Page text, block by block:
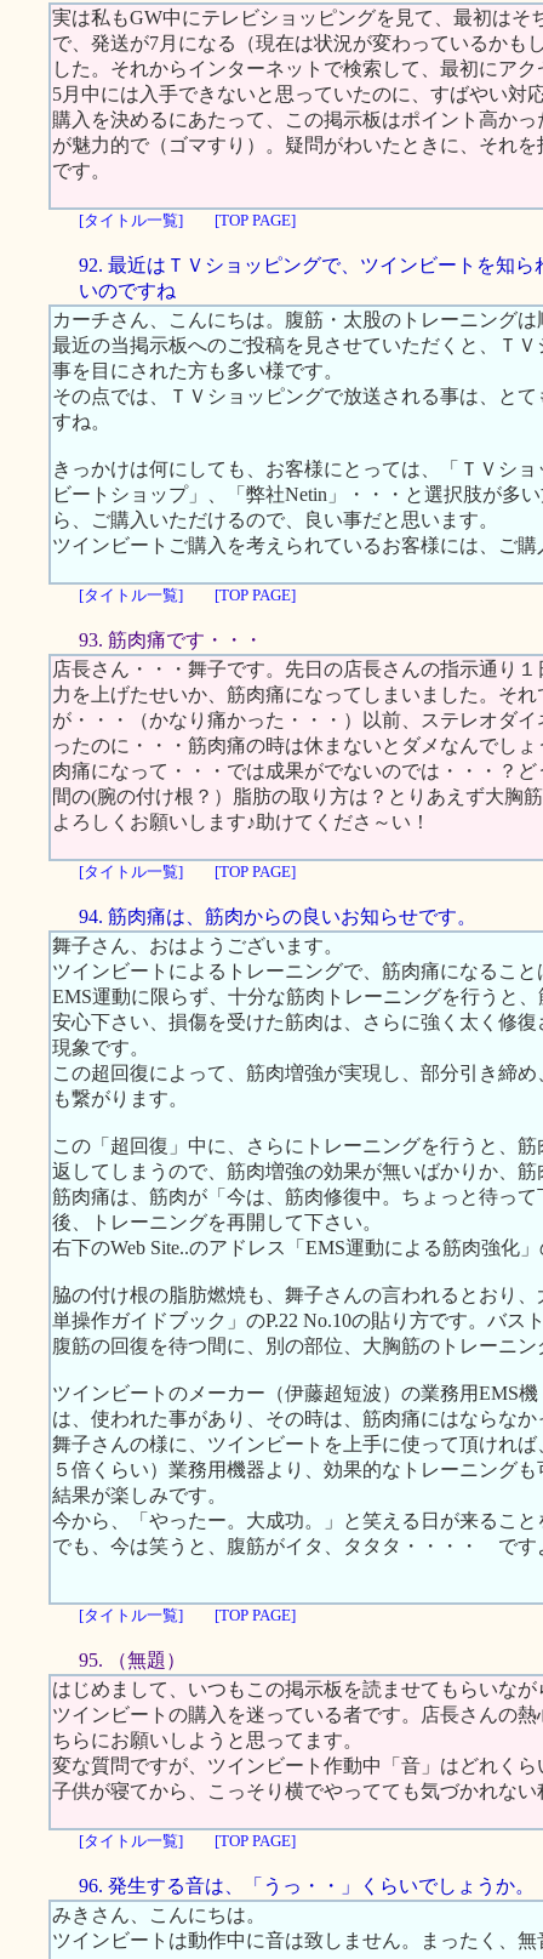
実は私もGW中にテレビショッピングを見て、最初はそ
で、発送が7月になる（現在は状況が変わっているかも
した。それからインターネットで検索して、最初にア
5月中には入手できないと思っていたのに、すばやい対
購入を決めるにあたって、この掲示板はポイント高か
が魅力的で（ゴマすり）。疑問がわいたときに、それ
です。
[タイトル一覧] [TOP PAGE]
92. 最近はＴＶショッピングで、ツインビートを知ら
いのですね
カーチさん、こんにちは。腹筋・太股のトレーニング
最近の当掲示板へのご投稿を見させていただくと、Ｔ
事を目にされた方も多い様です。
その点では、ＴＶショッピングで放送される事は、と
すね。
きっかけは何にしても、お客様にとっては、「ＴＶシ
ビートショップ」、「弊社Netin」・・・と選択肢が多
ら、ご購入いただけるので、良い事だと思います。
ツインビートご購入を考えられているお客様には、ご
[タイトル一覧] [TOP PAGE]
93. 筋肉痛です・・・
店長さん・・・舞子です。先日の店長さんの指示通り
力を上げたせいか、筋肉痛になってしまいました。そ
が・・・（かなり痛かった・・・）以前、ステレオダ
ったのに・・・筋肉痛の時は休まないとダメなんでし
肉痛になって・・・では成果がでないのでは・・・？
間の(腕の付け根？）脂肪の取り方は？とりあえず大胸
よろしくお願いします♪助けてくださ～い！
[タイトル一覧] [TOP PAGE]
94. 筋肉痛は、筋肉からの良いお知らせです。
舞子さん、おはようございます。
ツインビートによるトレーニングで、筋肉痛になるこ
EMS運動に限らず、十分な筋肉トレーニングを行うと
安心下さい、損傷を受けた筋肉は、さらに強く太く修
現象です。
この超回復によって、筋肉増強が実現し、部分引き締
も繋がります。
この「超回復」中に、さらにトレーニングを行うと、
返してしまうので、筋肉増強の効果が無いばかりか、
筋肉痛は、筋肉が「今は、筋肉修復中。ちょっと待っ
後、トレーニングを再開して下さい。
右下のWeb Site..のアドレス「EMS運動による筋肉強化
脇の付け根の脂肪燃焼も、舞子さんの言われるとおり
単操作ガイドブック」のP.22 No.10の貼り方です。バス
腹筋の回復を待つ間に、別の部位、大胸筋のトレーニ
ツインビートのメーカー（伊藤超短波）の業務用EMS
は、使われた事があり、その時は、筋肉痛にはならな
舞子さんの様に、ツインビートを上手に使って頂けれ
５倍くらい）業務用機器より、効果的なトレーニング
結果が楽しみです。
今から、「やったー。大成功。」と笑える日が来るこ
でも、今は笑うと、腹筋がイタ、タタタ・・・・ です
[タイトル一覧] [TOP PAGE]
95. （無題）
はじめまして、いつもこの掲示板を読ませてもらいなが
ツインビートの購入を迷っている者です。店長さんの
ちらにお願いしようと思ってます。
変な質問ですが、ツインビート作動中「音」はどれく
子供が寝てから、こっそり横でやってても気づかれな
[タイトル一覧] [TOP PAGE]
96. 発生する音は、「うっ・・」くらいでしょうか。
みきさん、こんにちは。
ツインビートは動作中に音は致しません。まったく、